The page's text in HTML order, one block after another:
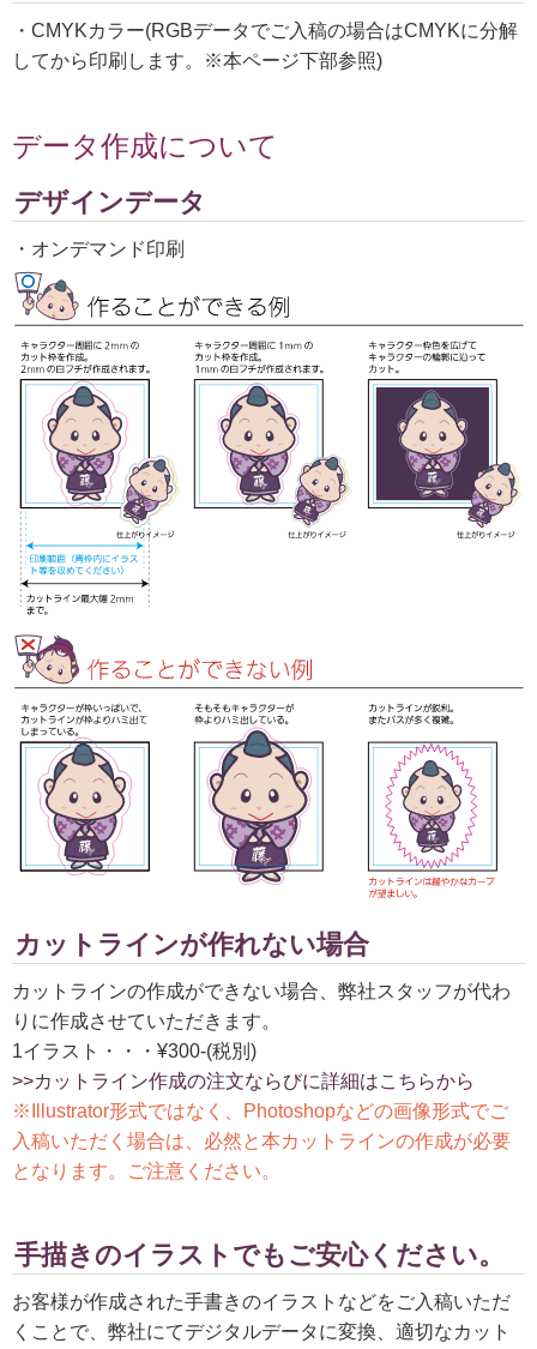
・CMYKカラー(RGBデータでご入稿の場合はCMYKに分解
してから印刷します。※本ページ下部参照)
データ作成について
デザインデータ
・オンデマンド印刷
カットラインが作れない場合
カットラインの作成ができない場合、弊社スタッフが代わ
りに作成させていただきます。
1イラスト・・・¥300-(税別)
>>カットライン作成の注文ならびに詳細はこちらから
※Illustrator形式ではなく、Photoshopなどの画像形式でご
入稿いただく場合は、必然と本カットラインの作成が必要
となります。ご注意ください。
手描きのイラストでもご安心ください。
お客様が作成された手書きのイラストなどをご入稿いただ
くことで、弊社にてデジタルデータに変換、適切なカット